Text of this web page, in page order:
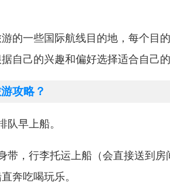
的一些国际航线目的地，每个目
自己的兴趣和偏好选择适合自己
攻略？
队早上船。
带，行李托运上船（会直接送到
奔吃喝玩乐。